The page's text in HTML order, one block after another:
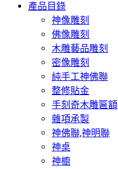
產品目錄
神像雕刻
佛像雕刻
木雕藝品雕刻
密像雕刻
純手工神佛聯
整修貼金
手刻奇木雕匾額
雜項承製
神佛聯,神明聯
神桌
神櫥